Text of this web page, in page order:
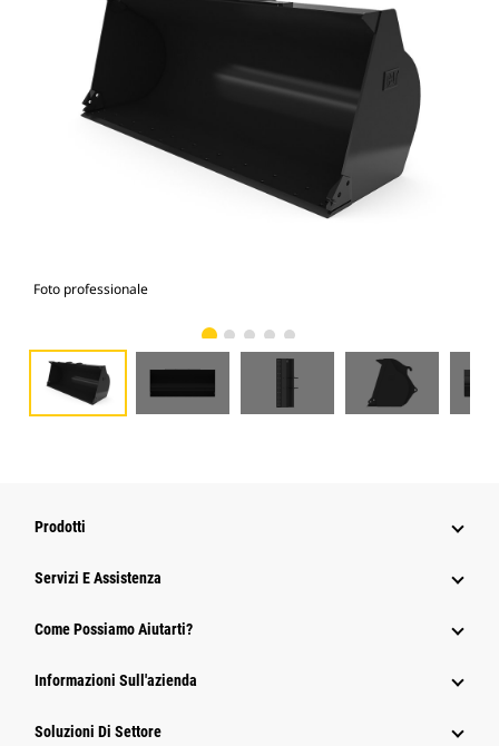
Foto professionale
Prodotti
Servizi E Assistenza
Come Possiamo Aiutarti?
Informazioni Sull'azienda
Soluzioni Di Settore